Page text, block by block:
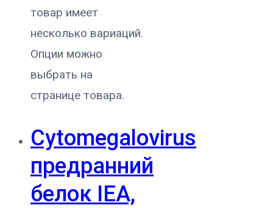
товар имеет
несколько вариаций.
Опции можно
выбрать на
странице товара.
Cytomegalovirus
предранний
белок IEA,